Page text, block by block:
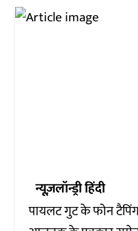
न्यूज़लॉन्ड्री हिंदी
पायलट गुट के फोन